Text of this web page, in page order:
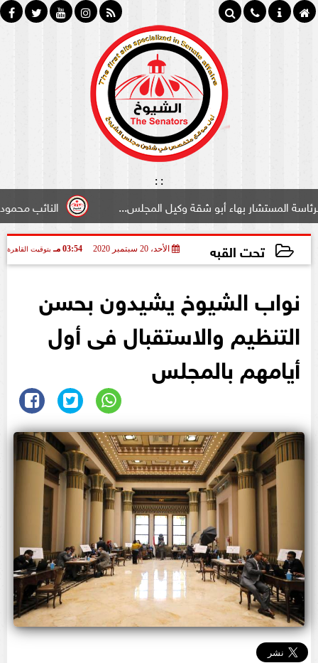
:
:
النائب محمود سامي
بهاء أبو شقة وكيل المجلس...
تحت القبه الأحد، 20 سبتمبر 2020 03:54 مـ بتوقيت القاهرة
نواب الشيوخ يشيدون بحسن
التنظيم والاستقبال فى أول
أيامهم بالمجلس